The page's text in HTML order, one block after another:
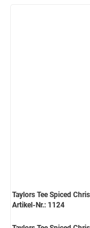
Taylors Tee Spiced
Artikel-Nr.: 1124